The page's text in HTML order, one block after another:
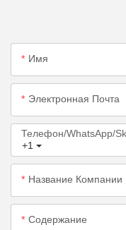
Имя
Электронная Почта
+1
Телефон/WhatsApp/
Название Компании
Содержание